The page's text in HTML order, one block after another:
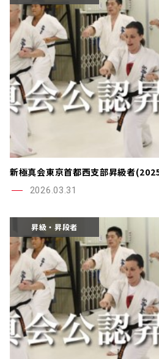
新極真会東京首都西支部昇級者
2026.03.31
昇級・昇段者